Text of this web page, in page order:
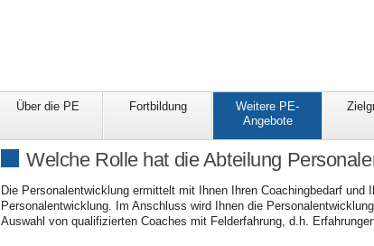
Über die PE Fortbildung
Weitere PE-
Angebote
Welche Rolle hat die Abteilung
Die Personalentwicklung ermittelt mit Ihnen Ihren Coachingbedarf
Personalentwicklung. Im Anschluss wird Ihnen die
Auswahl von qualifizierten Coaches mit Felderfahrung, d.h.